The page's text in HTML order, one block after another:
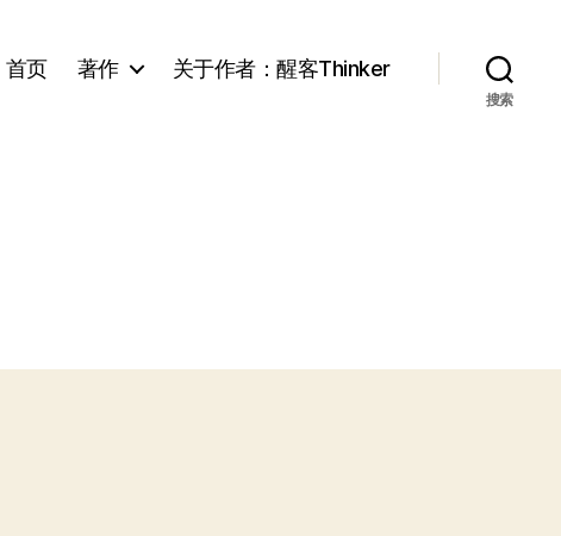
首页 著作 关于作者：醒客Thinker
搜索